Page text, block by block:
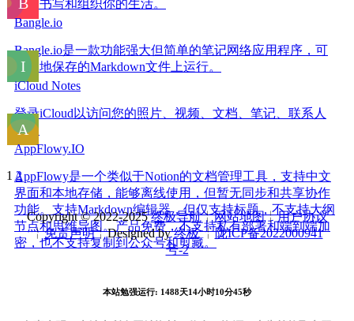
捉、书写和组织你的生活。
Bangle.io
Bangle.io是一款功能强大但简单的笔记网络应用程序，可
在本地保存的Markdown文件上运行。
iCloud Notes
登录iCloud以访问您的照片、视频、文档、笔记、联系人
等。
AppFlowy.IO
AppFlowy是一个类似于Notion的文档管理工具，支持中文
界面和本地存储，能够离线使用，但暂无同步和共享协作
功能。支持Markdown编辑器，但仅支持标题，不支持大纲
节点和思维导图。产品免费，不支持私有部署和端到端加
密，也不支持复制到公众号和剪藏。
1 2
Copyright © 2022-2025终极导航╎网站地图╎用户协议
╎免责声明╎Designed by终极╎陇ICP备2022000941
号-2
本站勉强运行: 1488天14小时10分46秒